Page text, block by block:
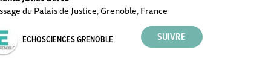
du Palais de Justice, Grenoble, France
ECHOSCIENCES GRENOBLE